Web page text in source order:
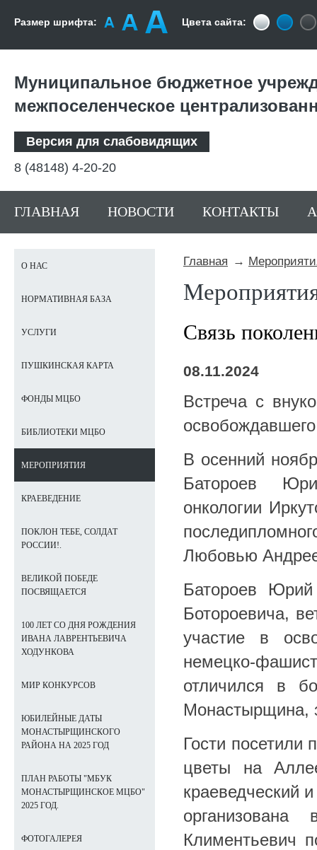
Размер шрифта: Цвета сайта:
Муниципальное бюджетное
межпоселенческое
Версия для слабовидящих
8 (48148) 4-20-20
ГЛАВНАЯ НОВОСТИ КОНТАКТЫ
Главная
Связь
08.11.2024
Встреча с
В осенний
Батороев
онкологии
Любовью
Батороев
Ботороевича,
участие в
немецко-
отличился в
Монастырщина,
Гости
цветы на
краеведческий
Климентьевич
О НАС
НОРМАТИВНАЯ БАЗА
УСЛУГИ
ПУШКИНСКАЯ КАРТА
ФОНДЫ МЦБО
БИБЛИОТЕКИ МЦБО
МЕРОПРИЯТИЯ
КРАЕВЕДЕНИЕ
ПОКЛОН ТЕБЕ, СОЛДАТ
РОССИИ!.
ВЕЛИКОЙ ПОБЕДЕ
ПОСВЯЩАЕТСЯ
100 ЛЕТ СО ДНЯ РОЖДЕНИЯ
ИВАНА ЛАВРЕНТЬЕВИЧА
ХОДУНКОВА
МИР КОНКУРСОВ
ЮБИЛЕЙНЫЕ ДАТЫ
МОНАСТЫРЩИНСКОГО
РАЙОНА НА 2025 ГОД
ПЛАН РАБОТЫ "МБУК
МОНАСТЫРЩИНСКОЕ МЦБО"
2025 ГОД.
ФОТОГАЛЕРЕЯ